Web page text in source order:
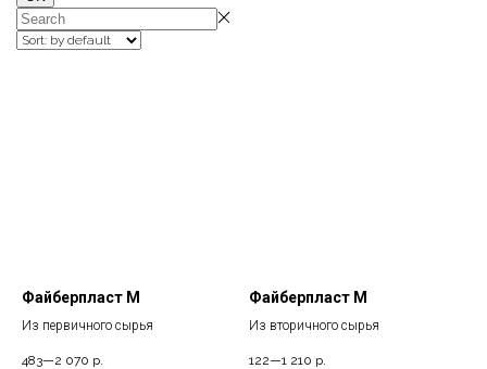
Файберпласт М
Из первичного сырья
483—2 070 р.
Файберпласт М
Из вторичного сырья
122—1 210 р.